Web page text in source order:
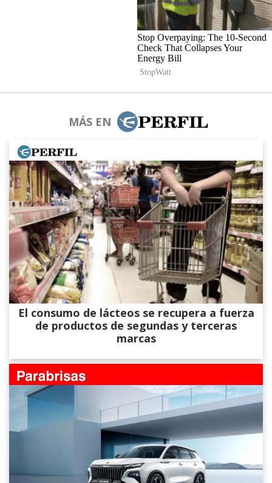
MÁS EN
El consumo de lácteos se recupera a fuerza
de productos de segundas y terceras
marcas